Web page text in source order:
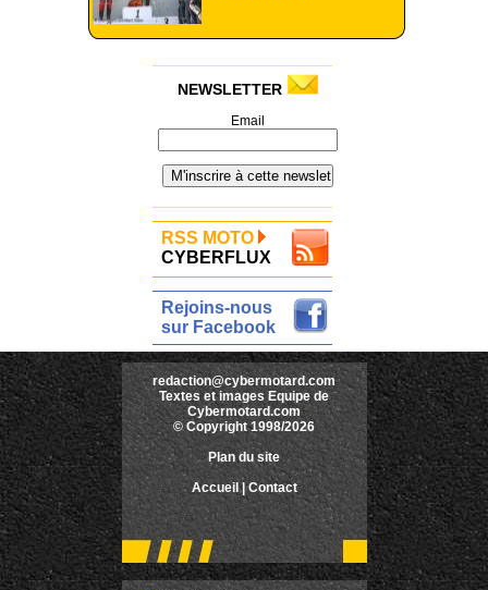
NEWSLETTER
Email
RSS MOTO
CYBERFLUX
Rejoins-nous
sur Facebook
redaction@cybermotard.com
Textes et images Equipe de
Cybermotard.com
© Copyright 1998/2026
Plan du site
Accueil |Contact